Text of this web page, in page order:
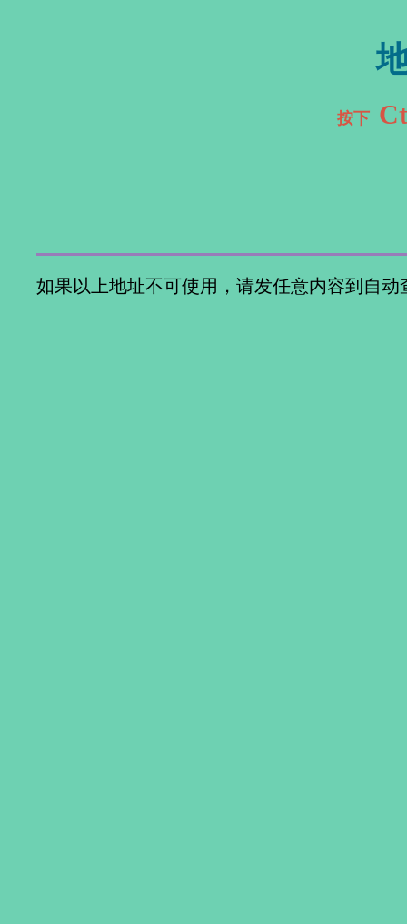
按下
如果以上地址不可使用，请发任意内容到自